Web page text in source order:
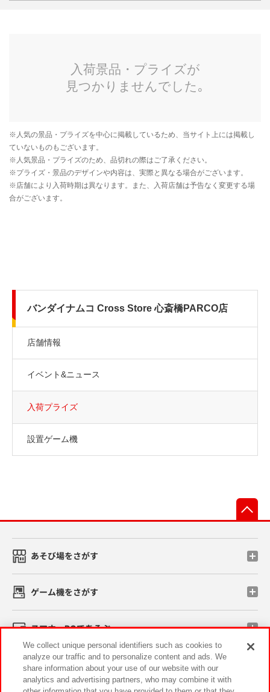
バンダイナムコ Cross Store 心斎橋PARCO店
店舗情報
イベント&ニュース
入荷プライズ
設置ゲーム機
あそび場をさがす
ゲーム機をさがす
スマホ・PCであそぶ
イベント・キャンペーン
We collect unique personal identifiers such as cookies to
analyze our traffic and to personalize content and ads. We
share information about your use of our website with our
analytics and advertising partners, who may combine it with